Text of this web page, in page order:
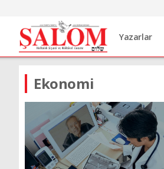
Yazarlar
Ekonomi